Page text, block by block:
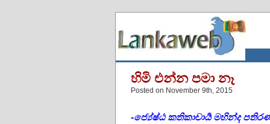
හිමි එන්න පමා නෑ
Posted on November 9th, 2015
-ජ්‍යේෂ්ඨ කතිකාචාර්‍ය මහින්ද